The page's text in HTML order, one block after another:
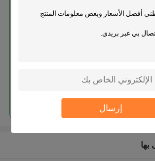
إرسال
سرير متحرك مفاعل الفيلم الحيوي
بها